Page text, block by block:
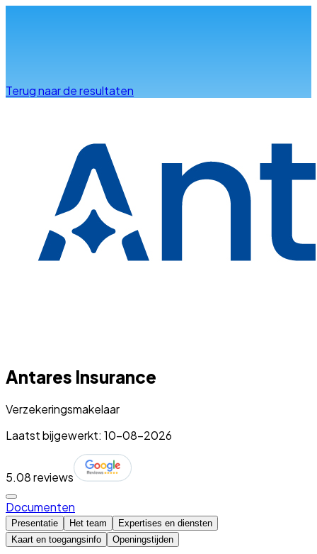
Terug naar de resultaten
Antares Insurance
Verzekeringsmakelaar
Laatst bijgewerkt: 10-08-2026
5.08 reviews
Documenten
Presentatie Het team
Expertises en diensten
Kaart en toegangsinfo
Openingstijden